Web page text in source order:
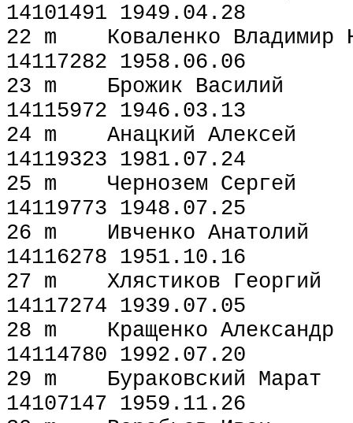
14101491 1949.04.28
22 m Коваленко
14117282 1958.06.06
23 m Брожик
14115972 1946.03.13
24 m Анацкий
14119323 1981.07.24
25 m Чернозем
14119773 1948.07.25
26 m Ивченко
14116278 1951.10.16
27 m Хлястиков
14117274 1939.07.05
28 m Кращенко
14114780 1992.07.20
29 m
14107147 1959.11.26